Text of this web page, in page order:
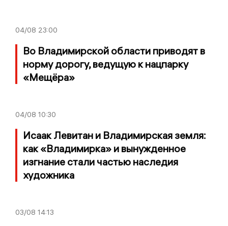
04/08 23:00
Во Владимирской области приводят в
норму дорогу, ведущую к нацпарку
«Мещёра»
04/08 10:30
Исаак Левитан и Владимирская земля:
как «Владимирка» и вынужденное
изгнание стали частью наследия
художника
03/08 14:13